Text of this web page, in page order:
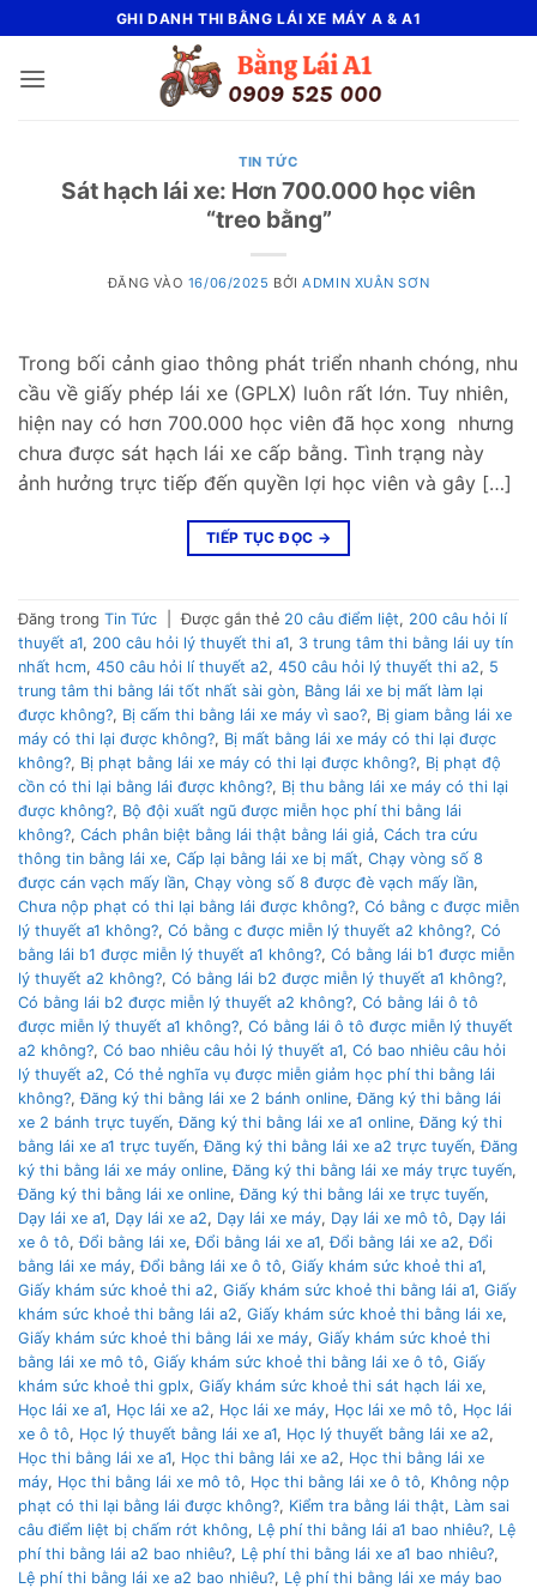
qua
nội
GHI DANH THI BẰNG LÁI XE MÁY A & A1
TIN TỨC
Sát hạch lái xe: Hơn 700.000 học viên
“treo bằng”
ĐĂNG VÀO 16/06/2025 BỞIADMIN XUÂN SƠN
Trong bối cảnh giao thông phát triển nhanh chóng, nhu
cầu về giấy phép lái xe (GPLX) luôn rất lớn. Tuy nhiên,
hiện nay có hơn 700.000 học viên đã học xong nhưng
chưa được sát hạch lái xe cấp bằng. Tình trạng này
ảnh hưởng trực tiếp đến quyền lợi học viên và gây […]
TIẾP TỤC ĐỌC →
Đăng trong Tin Tức Được gắn thẻ 20 câu điểm liệt, 200 câu hỏi lí
thuyết a1, 200 câu hỏi lý thuyết thi a1, 3 trung tâm thi bằng lái uy tín
nhất hcm, 450 câu hỏi lí thuyết a2, 450 câu hỏi lý thuyết thi a2, 5
trung tâm thi bằng lái tốt nhất sài gòn, Bằng lái xe bị mất làm lại
được không?, Bị cấm thi bằng lái xe máy vì sao?, Bị giam bằng lái xe
máy có thi lại được không?, Bị mất bằng lái xe máy có thi lại được
không?, Bị phạt bằng lái xe máy có thi lại được không?, Bị phạt độ
cồn có thi lại bằng lái được không?, Bị thu bằng lái xe máy có thi lại
được không?, Bộ đội xuất ngũ được miễn học phí thi bằng lái
không?, Cách phân biệt bằng lái thật bằng lái giả, Cách tra cứu
thông tin bằng lái xe, Cấp lại bằng lái xe bị mất, Chạy vòng số 8
được cán vạch mấy lần, Chạy vòng số 8 được đè vạch mấy lần,
Chưa nộp phạt có thi lại bằng lái được không?, Có bằng c được miễn
lý thuyết a1 không?, Có bằng c được miễn lý thuyết a2 không?, Có
bằng lái b1 được miễn lý thuyết a1 không?, Có bằng lái b1 được miễn
lý thuyết a2 không?, Có bằng lái b2 được miễn lý thuyết a1 không?,
Có bằng lái b2 được miễn lý thuyết a2 không?, Có bằng lái ô tô
được miễn lý thuyết a1 không?, Có bằng lái ô tô được miễn lý thuyết
a2 không?, Có bao nhiêu câu hỏi lý thuyết a1, Có bao nhiêu câu hỏi
lý thuyết a2, Có thẻ nghĩa vụ được miễn giảm học phí thi bằng lái
không?,Đăng ký thi bằng lái xe 2 bánh online,Đăng ký thi bằng lái
xe 2 bánh trực tuyến,Đăng ký thi bằng lái xe a1 online,Đăng ký thi
bằng lái xe a1 trực tuyến,Đăng ký thi bằng lái xe a2 trực tuyến,Đăng
ký thi bằng lái xe máy online,Đăng ký thi bằng lái xe máy trực tuyến,
Đăng ký thi bằng lái xe online,Đăng ký thi bằng lái xe trực tuyến,
Dạy lái xe a1, Dạy lái xe a2, Dạy lái xe máy, Dạy lái xe mô tô, Dạy lái
xe ô tô,Đổi bằng lái xe,Đổi bằng lái xe a1,Đổi bằng lái xe a2,Đổi
bằng lái xe máy,Đổi bằng lái xe ô tô, Giấy khám sức khoẻ thi a1,
Giấy khám sức khoẻ thi a2, Giấy khám sức khoẻ thi bằng lái a1, Giấy
khám sức khoẻ thi bằng lái a2, Giấy khám sức khoẻ thi bằng lái xe,
Giấy khám sức khoẻ thi bằng lái xe máy, Giấy khám sức khoẻ thi
bằng lái xe mô tô, Giấy khám sức khoẻ thi bằng lái xe ô tô, Giấy
khám sức khoẻ thi gplx, Giấy khám sức khoẻ thi sát hạch lái xe,
Học lái xe a1, Học lái xe a2, Học lái xe máy, Học lái xe mô tô, Học lái
xe ô tô, Học lý thuyết bằng lái xe a1, Học lý thuyết bằng lái xe a2,
Học thi bằng lái xe a1, Học thi bằng lái xe a2, Học thi bằng lái xe
máy, Học thi bằng lái xe mô tô, Học thi bằng lái xe ô tô, Không nộp
phạt có thi lại bằng lái được không?, Kiểm tra bằng lái thật, Làm sai
câu điểm liệt bị chấm rớt không, Lệ phí thi bằng lái a1 bao nhiêu?, Lệ
phí thi bằng lái a2 bao nhiêu?, Lệ phí thi bằng lái xe a1 bao nhiêu?,
Lệ phí thi bằng lái xe a2 bao nhiêu?, Lệ phí thi bằng lái xe máy bao